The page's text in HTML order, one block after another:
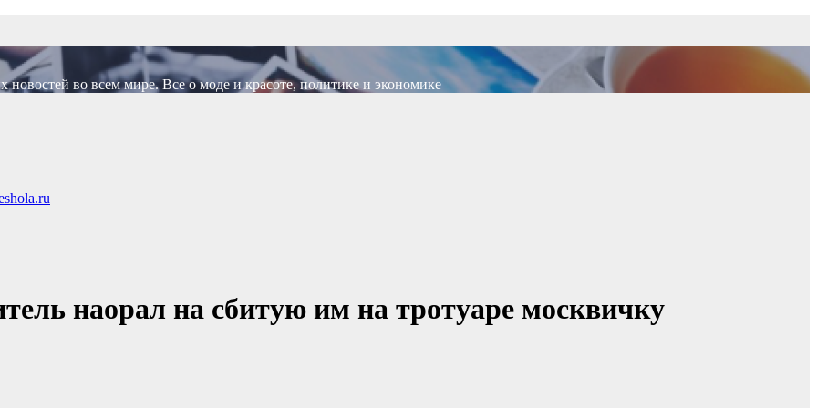
во всем мире. Все о моде и красоте, политике и экономике
наорал на сбитую им на тротуаре москвичку